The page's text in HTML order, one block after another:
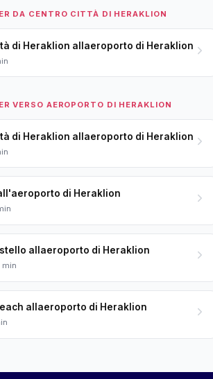
DA CENTRO CITTÀ DI HERAKLION
di Heraklion allaeroporto di Heraklion
VERSO AEROPORTO DI HERAKLION
di Heraklion allaeroporto di Heraklion
di Heraklion
allaeroporto di Heraklion
min
allaeroporto di Heraklion